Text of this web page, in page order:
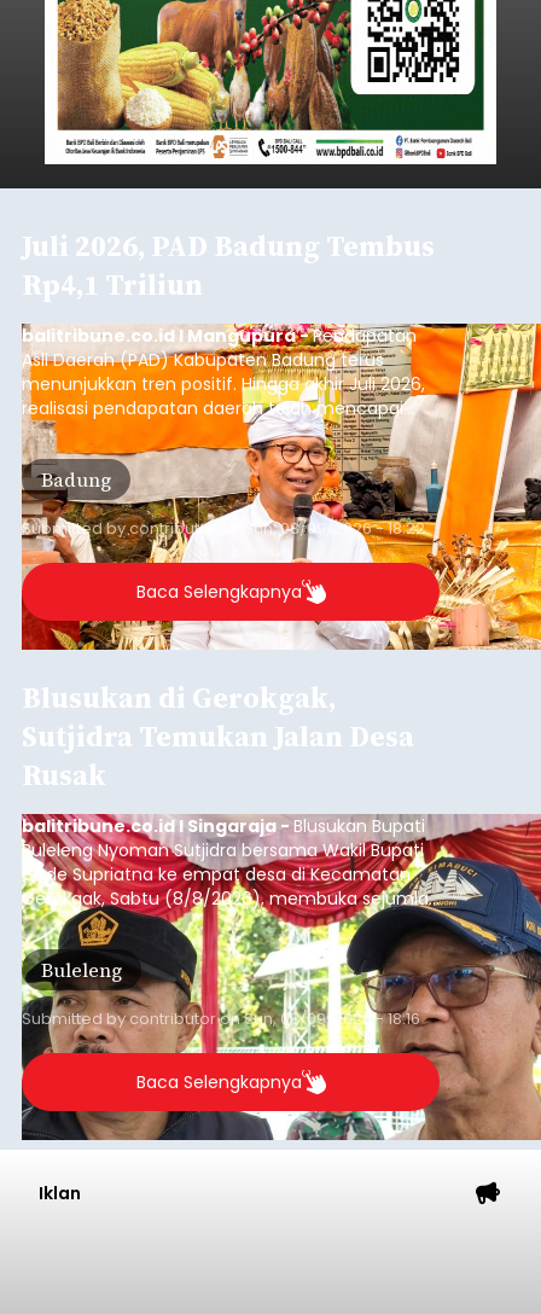
Juli 2026, PAD Badung Tembus
Rp4,1 Triliun
balitribune.co.id I Mangupura -Pendapatan
Asli Daerah (PAD) Kabupaten Badung terus
menunjukkan tren positif. Hingga akhir Juli 2026,
realisasi pendapatan daerah telah mencapai
Rp4,1 triliun atau rata-rata sekitar Rp730 miliar
per bulan, meningkat signifikan dibandingkan
rata-rata penerimaan sebelumnya yang berkisar
Rp350 miliar hingga Rp400 miliar per bulan.
Badung
Submitted bycontributor Sun, 08/09/2026 - 18:22
Baca Selengkapnya
Blusukan di Gerokgak,
Sutjidra Temukan Jalan Desa
Rusak
balitribune.co.id I Singaraja - Blusukan Bupati
Buleleng Nyoman Sutjidra bersama Wakil Bupati
Gede Supriatna ke empat desa di Kecamatan
Gerokgak, Sabtu (8/8/2026), membuka sejumlah
persoalan yang masih dihadapi masyarakat. Dari
jalan desa yang rusak hingga potensi pertanian
yang belum optimal, semuanya menjadi
perhatian pemerintah daerah.
Buleleng
Submitted bycontributoronSun, 08/09/2026 - 18:16
Baca Selengkapnya
Iklan